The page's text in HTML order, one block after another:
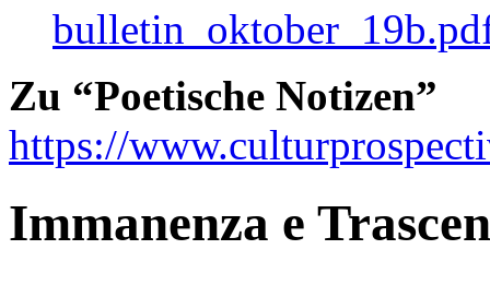
Zu “Poetische Notizen”
https://
Immanenza e